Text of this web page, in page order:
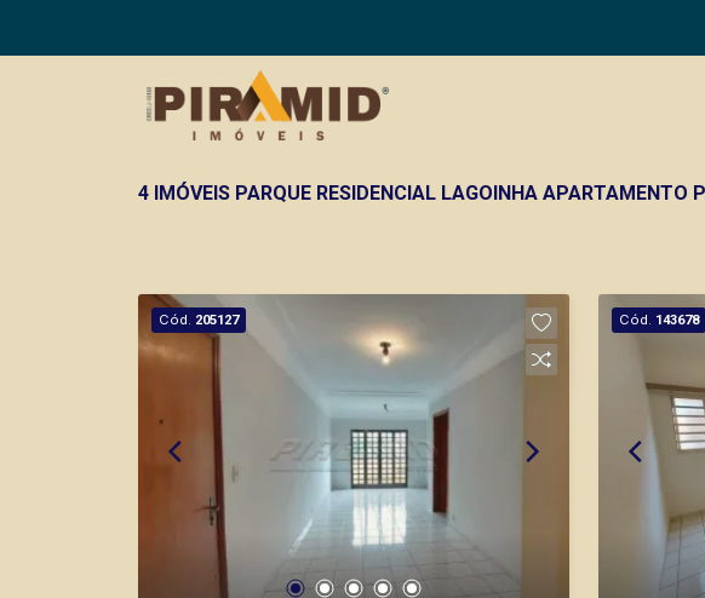
4 IMÓVEIS PARQUE RESIDENCIAL LAGOINHA APARTAMENTO
Cód. 205127 Cód. 143678